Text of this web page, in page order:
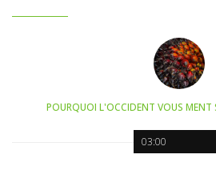
03:00
POURQUOI L'OCCIDENT VOUS MENT